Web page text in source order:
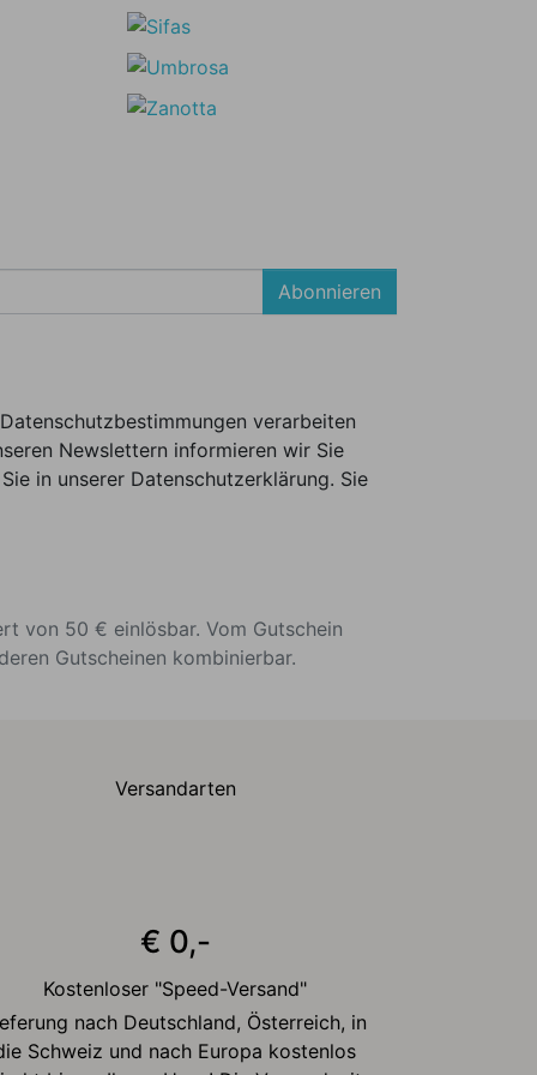
Abonnieren
verarbeiten
Newslettern informieren wir Sie
in unserer Datenschutzerklärung. Sie
von 50 € einlösbar. Vom Gutschein
Gutscheinen kombinierbar.
Versandarten
€ 0,-
Kostenloser "Speed-Versand"
nach Deutschland, Österreich, in
Schweiz und nach Europa kostenlos